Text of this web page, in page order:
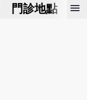
門診地點 預
menu